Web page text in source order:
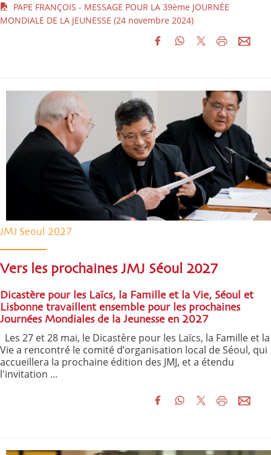
PAPE FRANÇOIS - MESSAGE POUR LA 39ème JOURNÉE
MONDIALE DE LA JEUNESSE (24 novembre 2024)
JMJ Seoul 2027
Vers les prochaines JMJ Séoul 2027
Dicastère pour les Laïcs, la Famille et la Vie, Séoul et
Lisbonne travaillent ensemble pour les prochaines
Journées Mondiales de la Jeunesse en 2027
Les 27 et 28 mai, le Dicastère pour les Laïcs, la Famille et la
Vie a rencontré le comité d’organisation local de Séoul, qui
accueillera la prochaine édition des JMJ, et a étendu
l'invitation ...